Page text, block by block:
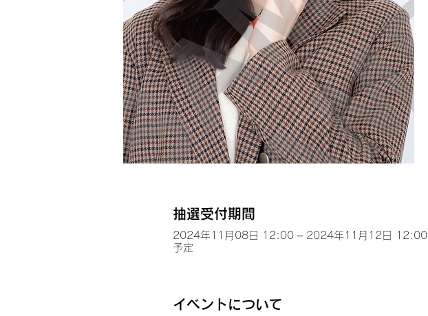
抽選受付期間
2024年11月08日 12:00 – 2024年11月12日 12:00
予定
イベントについて